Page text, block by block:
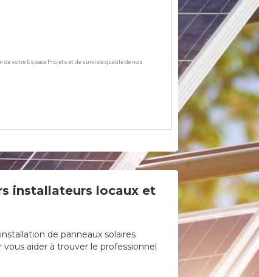
installateurs locaux et
de panneaux solaires
aider à trouver le professionnel